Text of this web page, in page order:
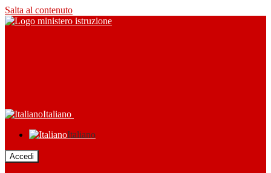
Salta al contenuto
Italiano
Italiano
Accedi